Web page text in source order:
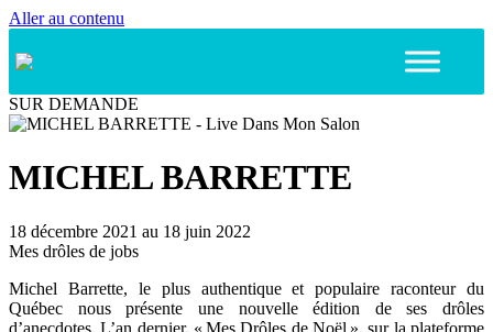
Aller au contenu
SUR DEMANDE
MICHEL BARRETTE
18 décembre 2021 au 18 juin 2022
Mes drôles de jobs
Michel Barrette, le plus authentique et populaire raconteur du
Québec nous présente une nouvelle édition de ses drôles
d’anecdotes. L’an dernier, « Mes Drôles de Noël », sur la plateforme